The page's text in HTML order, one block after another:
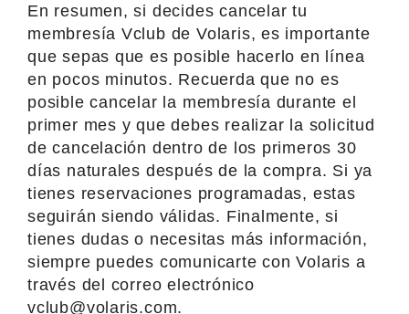
En resumen, si decides cancelar tu
membresía Vclub de Volaris, es importante
que sepas que es posible hacerlo en línea
en pocos minutos. Recuerda que no es
posible cancelar la membresía durante el
primer mes y que debes realizar la solicitud
de cancelación dentro de los primeros 30
días naturales después de la compra. Si ya
tienes reservaciones programadas, estas
seguirán siendo válidas. Finalmente, si
tienes dudas o necesitas más información,
siempre puedes comunicarte con Volaris a
través del correo electrónico
vclub@volaris.com.